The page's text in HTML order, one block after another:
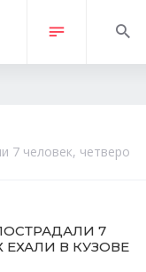
7 человек, четверо
7
В КУЗОВЕ